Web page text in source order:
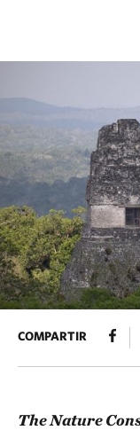
COMPARTIR
The Nature